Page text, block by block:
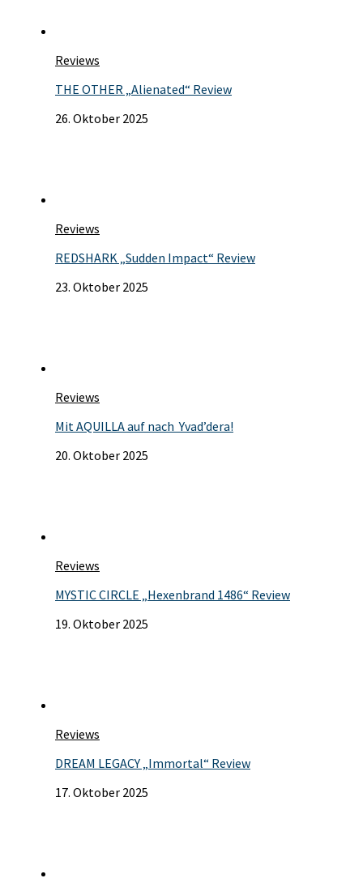
Reviews
THE OTHER „Alienated“ Review
26. Oktober 2025
Reviews
REDSHARK „Sudden Impact“ Review
23. Oktober 2025
Reviews
Mit AQUILLA auf nach Yvad’dera!
20. Oktober 2025
Reviews
MYSTIC CIRCLE „Hexenbrand 1486“ Review
19. Oktober 2025
Reviews
DREAM LEGACY „Immortal“ Review
17. Oktober 2025